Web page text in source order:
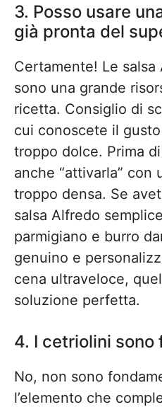
3. Posso usare
già pronta del
Certamente! Le
sono una grande
ricetta. Consiglio di
cui conoscete il
troppo dolce. Prima
anche “attivarla” con
troppo densa. Se
salsa Alfredo
parmigiano e burro
genuino e
cena ultraveloce,
soluzione perfetta.
4. I cetriolini sono
No, non sono
l’elemento che